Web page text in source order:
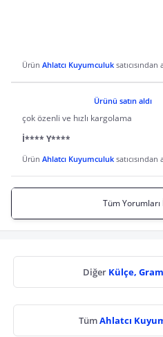
Ürün Ahlatcı Kuyumculuk satıcısından
Ürünü satın aldı
çok özenli ve hızlı kargolama
İ**** Y****
Ürün Ahlatcı Kuyumculuk satıcısından
Tüm
Diğer Külçe,
TümAhlatcı